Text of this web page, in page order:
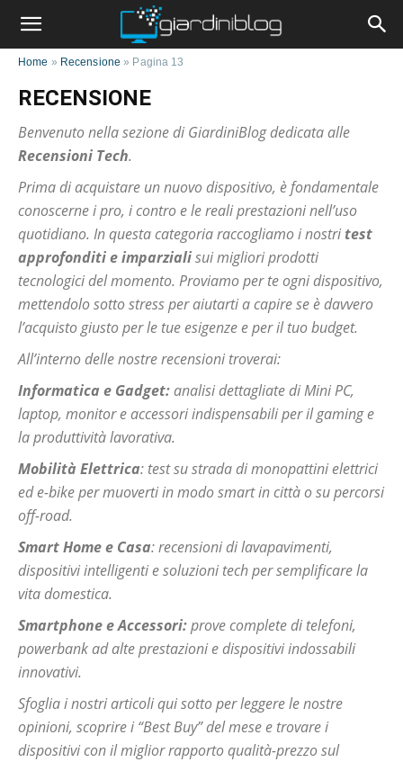
Home » Recensione » Pagina 13
RECENSIONE
Benvenuto nella sezione di GiardiniBlog dedicata alle
Recensioni Tech.
Prima di acquistare un nuovo dispositivo, è fondamentale
conoscerne i pro, i contro e le reali prestazioni nell’uso
quotidiano. In questa categoria raccogliamo i nostri test
approfonditi e imparzialisui migliori prodotti
tecnologici del momento. Proviamo per te ogni dispositivo,
mettendolo sotto stress per aiutarti a capire se è davvero
l’acquisto giusto per le tue esigenze e per il tuo budget.
All’interno delle nostre recensioni troverai:
Informatica e Gadget:analisi dettagliate di Mini PC,
laptop, monitor e accessori indispensabili per il gaming e
la produttività lavorativa.
Mobilità Elettrica: test su strada di monopattini elettrici
ed e-bike per muoverti in modo smart in città o su percorsi
off-road.
Smart Home e Casa: recensioni di lavapavimenti,
dispositivi intelligenti e soluzioni tech per semplificare la
vita domestica.
Smartphone e Accessori:prove complete di telefoni,
powerbank ad alte prestazioni e dispositivi indossabili
innovativi.
Sfoglia i nostri articoli qui sotto per leggere le nostre
opinioni, scoprire i “Best Buy” del mese e trovare i
dispositivi con il miglior rapporto qualità-prezzo sul